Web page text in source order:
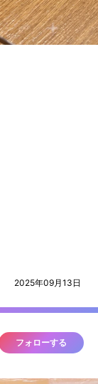
2025年09月13日
フォローする